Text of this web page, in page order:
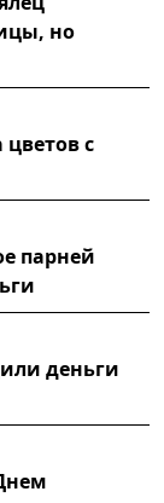
но
с
парней
деньги